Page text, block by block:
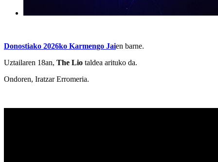
Donostiako 2026ko Karmengo Jaien barne.
Uztailaren 18an, The Lio taldea arituko da.
Ondoren, Iratzar Erromeria.